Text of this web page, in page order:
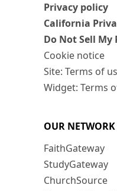
Privacy policy
California
Do Not Sell
Cookie notice
Site: Terms of
Widget: Terms
OUR NETWORK
FaithGateway
StudyGateway
ChurchSource